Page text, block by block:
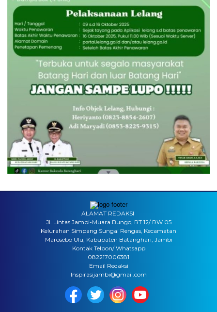
ALAMAT REDAKSI
Jl. Lintas Jambi-Muara Bungo, RT 12/ RW 05
Kelurahan Simpang Sungai Rengas, Kecamatan
Marosebo Ulu, Kabupaten Batanghari, Jambi
Kontak Telpon/ Whatsapp
082217006381
Email Redaksi
Inspirasijambi@gmail.com